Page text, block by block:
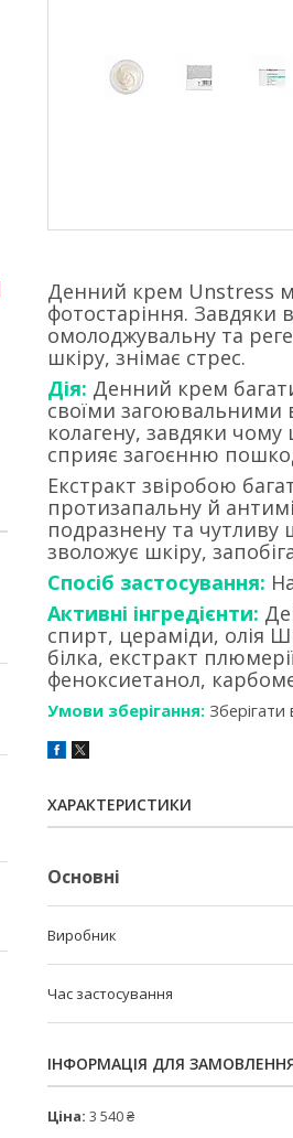
Денний крем Unstress
фотостаріння. Завдяки
омолоджувальну та
шкіру, знімає стрес.
Дія: Денний крем
своїми загоювальними
колагену, завдяки
сприяє загоєнню
Екстракт звіробою
протизапальну й
подразнену та чутливу
зволожує шкіру,
Спосіб застосування:
Активні інгредієнти:
спирт, цераміди, олія
білка, екстракт
феноксиетанол,
Умови зберігання:
ХАРАКТЕРИСТИКИ
Основні
Виробник
Час застосування
ІНФОРМАЦІЯ ДЛЯ
Ціна: 3 540 ₴